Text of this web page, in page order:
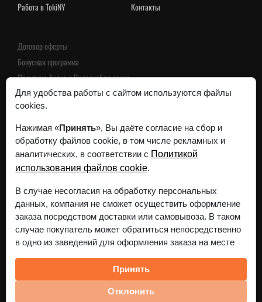
Для удобства работы с сайтом используются файлы
cookies.
Нажимая «Принять», Вы даёте согласие на сбор и
обработку файлов cookie, в том числе рекламных и
аналитических, в соответствии с Политикой
использования файлов cookie.
В случае несогласия на обработку персональных
данных, компания не сможет осуществить оформление
заказа посредством доставки или самовывоза. В таком
случае покупатель может обратиться непосредственно
в одно из заведений для оформления заказа на месте
Принять
Отклонить
Работа в TokiNY
Контакты
Договор оферты
Бонусная программа
Политика Аудио и Видеонаблюдения
Пользовательское соглашение
Политика конфиденциальности
Интернет-магазин зарегистрирован в Торговом реестре
Республики Беларусь 24 ноября 2023г.
Регистрационный номер 568515
Все реквизиты